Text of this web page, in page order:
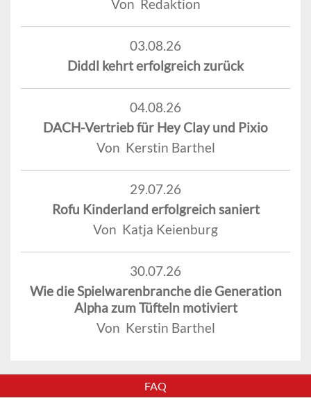
Von Redaktion
03.08.26
Diddl kehrt erfolgreich zurück
04.08.26
DACH-Vertrieb für Hey Clay und Pixio
Von Kerstin Barthel
29.07.26
Rofu Kinderland erfolgreich saniert
Von Katja Keienburg
30.07.26
Wie die Spielwarenbranche die Generation
Alpha zum Tüfteln motiviert
Von Kerstin Barthel
FAQ